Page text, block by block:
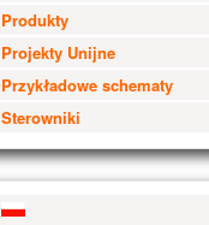
Produkty
Projekty Unijne
Przykładowe schematy
Sterowniki